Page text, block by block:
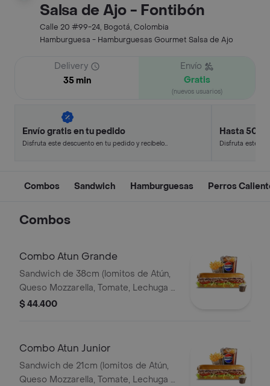
Salsa de Ajo - Fontibón
Calle 20 #99-24, Bogotá, Colombia
Hamburguesa - Hamburguesas Gourmet Salsa de Ajo
Delivery
35 min
Envío
Gratis
(nuevos usuarios)
Envío gratis en tu pedido
Disfruta este descuento en tu pedido y recíbelo
Hasta 50%
Disfruta este
Combos Sandwich Hamburguesas Perros
Combos
Combo Atun Grande
Sandwich de 38cm (lomitos de Atún,
Queso Mozzarella, Tomate, Lechuga y
Mayonesa Real) Papa Francesa 140gr
$ 44.400
Combo Atun Junior
Sandwich de 21cm (lomitos de Atún,
Queso Mozzarella, Tomate, Lechuga y